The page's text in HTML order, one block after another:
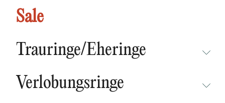
Sale
Trauringe/Eheringe
NEUHEITEN
Verlobungsringe
Diamanten Jaska